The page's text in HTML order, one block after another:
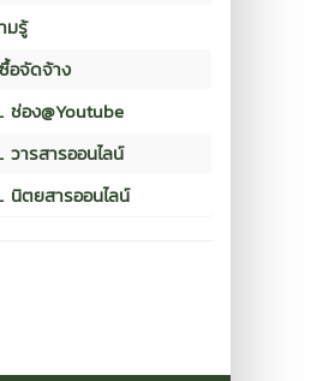
มรู้
อจัดจ้าง
ช่อง@Youtube
วารสารออนไลน์
นิตยสารออนไลน์